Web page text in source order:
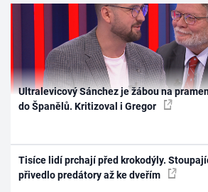
Ultralevicový Sánchez je žábou na
do Španělů. Kritizoval i Gregor
Tisíce lidí prchají před krokodýly.
přivedlo predátory až ke dveřím